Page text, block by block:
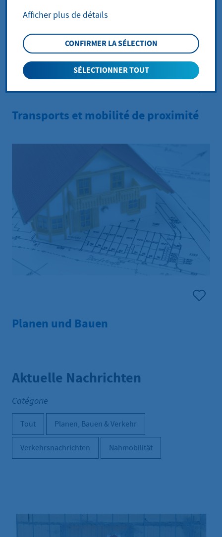
Transports et mobilité de proximité
Planen und Bauen
Aktuelle Nachrichten
Catégorie
Tout Planen, Bauen & Verkehr
Verkehrsnachrichten Nahmobilität
n
s
Afficher plus de détails
CONFIRMER LA SÉLECTION
SÉLECTIONNER TOUT